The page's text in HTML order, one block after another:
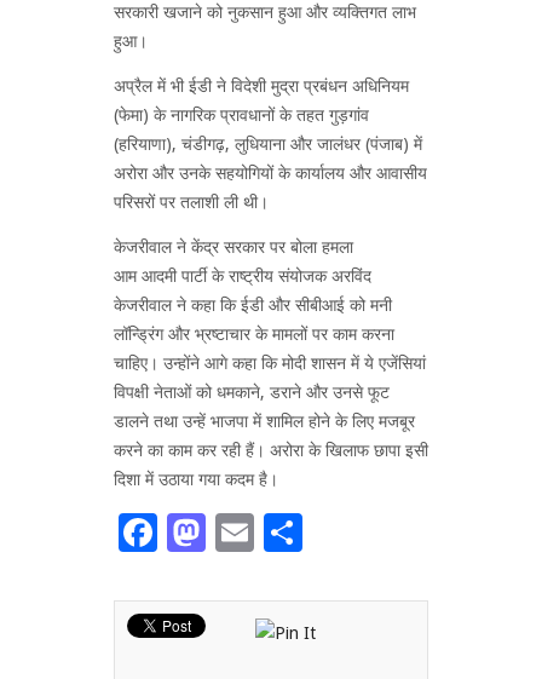
सरकारी खजाने को नुकसान हुआ और व्यक्तिगत लाभ
हुआ।
अप्रैल में भी ईडी ने विदेशी मुद्रा प्रबंधन अधिनियम
(फेमा) के नागरिक प्रावधानों के तहत गुड़गांव
(हरियाणा), चंडीगढ़, लुधियाना और जालंधर (पंजाब) में
अरोरा और उनके सहयोगियों के कार्यालय और आवासीय
परिसरों पर तलाशी ली थी।
केजरीवाल ने केंद्र सरकार पर बोला हमला
आम आदमी पार्टी के राष्ट्रीय संयोजक अरविंद
केजरीवाल ने कहा कि ईडी और सीबीआई को मनी
लॉन्ड्रिंग और भ्रष्टाचार के मामलों पर काम करना
चाहिए। उन्होंने आगे कहा कि मोदी शासन में ये एजेंसियां
​​विपक्षी नेताओं को धमकाने, डराने और उनसे फूट
डालने तथा उन्हें भाजपा में शामिल होने के लिए मजबूर
करने का काम कर रही हैं। अरोरा के खिलाफ छापा इसी
दिशा में उठाया गया कदम है।
Facebook
Mastodon
Email